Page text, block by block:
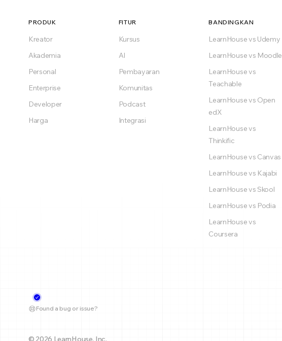
Mulai gratis
Gratis selamanya di paket Free
PRODUK
Kreator
Akademia
Personal
Enterprise
Developer
Harga
FITUR
Kursus
AI
Pembayaran
Komunitas
Podcast
Integrasi
BANDINGKAN
LearnHouse vs Udemy
LearnHouse vs Moodle
LearnHouse vs
Teachable
LearnHouse vs Open
edX
LearnHouse vs
Thinkific
LearnHouse vs Canvas
LearnHouse vs Kajabi
LearnHouse vs Skool
LearnHouse vs Podia
LearnHouse vs
Coursera
Found a bug or issue?
© 2026 LearnHouse, Inc.